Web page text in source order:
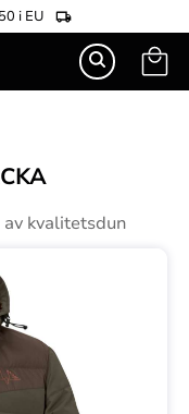
i EU
kvalitetsdun